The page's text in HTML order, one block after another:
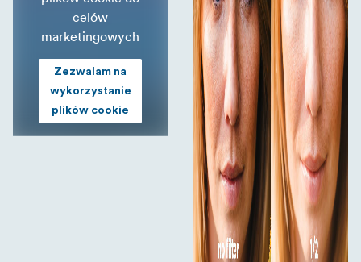
celów
marketingowych
Zezwalam na
wykorzystanie
plików cookie